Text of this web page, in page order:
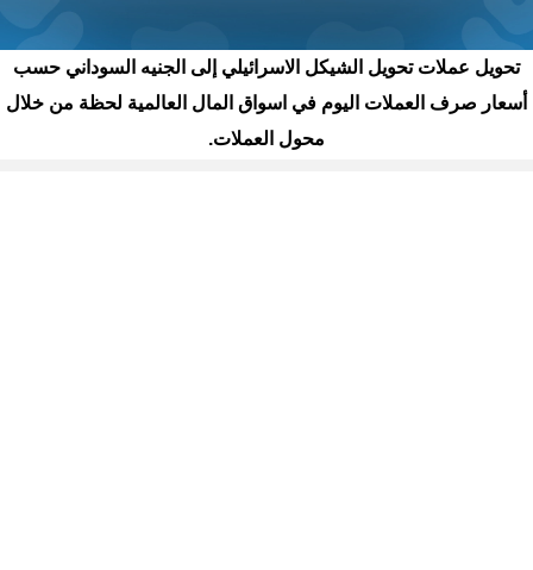
تحويل عملات تحويل الشيكل الاسرائيلي إلى الجنيه السوداني حسب
أسعار صرف العملات اليوم في اسواق المال العالمية لحظة من خلال
محول العملات.